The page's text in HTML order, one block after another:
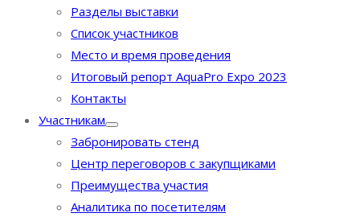
Разделы выставки
Список участников
Место и время проведения
Итоговый репорт AquaPro Expo 2023
Контакты
Участникам
Забронировать стенд
Центр переговоров с закупщиками
Преимущества участия
Аналитика по посетителям